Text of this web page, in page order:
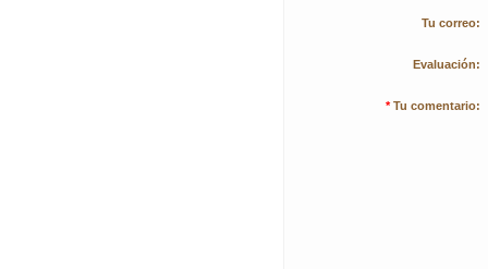
Tu correo:
Evaluación:
* Tu comentario: